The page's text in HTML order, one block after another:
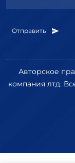
Отправить
Авторское
компания лтд.